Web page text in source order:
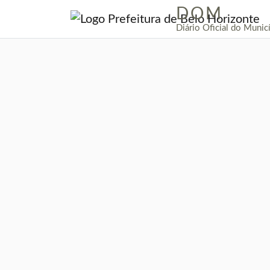
| DOM
Diário Oficial do